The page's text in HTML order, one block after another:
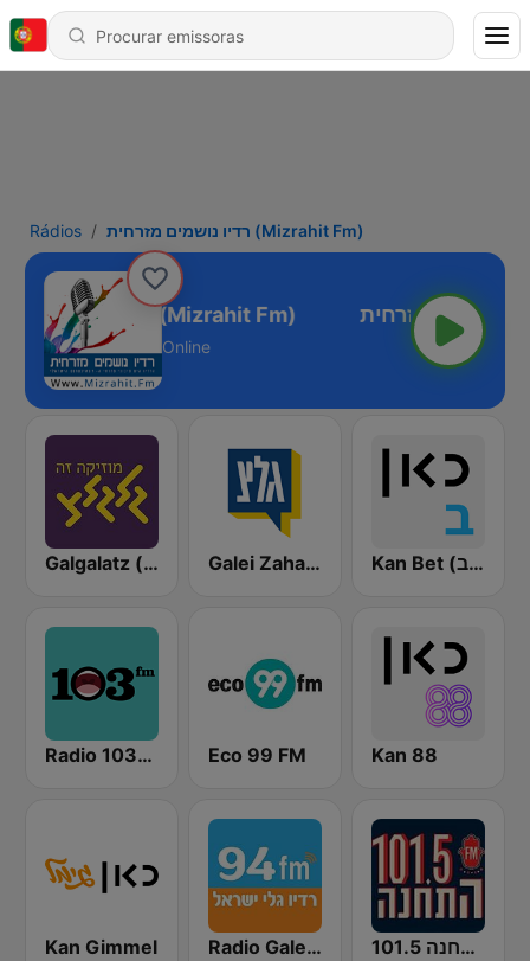
Rádios רדיו נושמים מזרחית (Mizrahit Fm)
רדיו נושמים מזרחית (Mizrahit Fm)
Online
Galgalatz (גלגלצ רדיו) Galei Zahal (גלי צה"ל) Kan Bet (כאן ב' / רשת ב')
Radio 103FM Eco 99 FM Kan 88
Kan Gimmel Radio Galey Israel (רדיו גלי ישראל) התחנה 101.5